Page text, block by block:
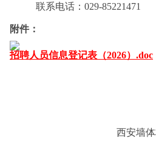
联系电话：029-85221471
附件：
招聘人员信息登记表（2026）.doc
西安墙